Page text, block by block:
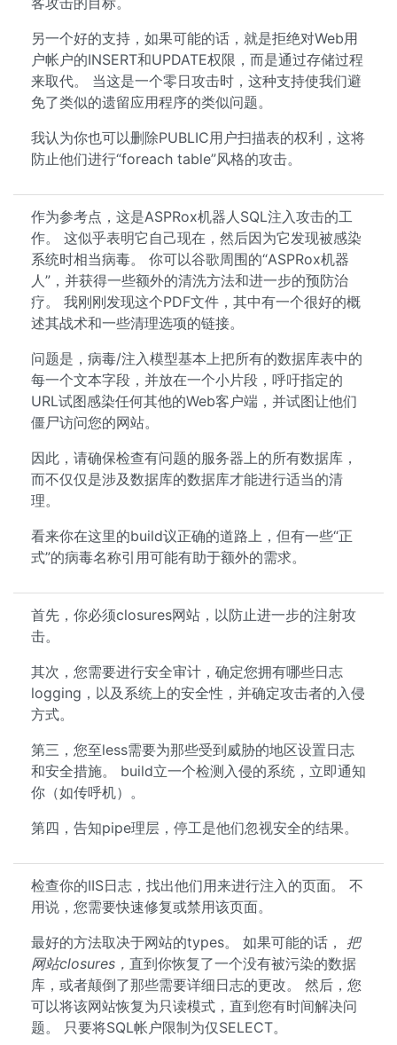
另一个好的支持，如果可能的话，就是拒绝对Web用
户帐户的INSERT和UPDATE权限，而是通过存储过程
来取代。 当这是一个零日攻击时，这种支持使我们避
免了类似的遗留应用程序的类似问题。
我认为你也可以删除PUBLIC用户扫描表的权利，这将
防止他们进行“foreach table”风格的攻击。
作为参考点，这是ASPRox机器人SQL注入攻击的工
作。 这似乎表明它自己现在，然后因为它发现被感染
系统时相当病毒。 你可以谷歌周围的“ASPRox机器
人”，并获得一些额外的清洗方法和进一步的预防治
疗。 我刚刚发现这个PDF文件，其中有一个很好的概
述其战术和一些清理选项的链接。
问题是，病毒/注入模型基本上把所有的数据库表中的
每一个文本字段，并放在一个小片段，呼吁指定的
URL试图感染任何其他的Web客户端，并试图让他们
僵尸访问您的网站。
因此，请确保检查有问题的服务器上的所有数据库，
而不仅仅是涉及数据库的数据库才能进行适当的清
理。
看来你在这里的build议正确的道路上，但有一些“正
式”的病毒名称引用可能有助于额外的需求。
首先，你必须closures网站，以防止进一步的注射攻
击。
其次，您需要进行安全审计，确定您拥有哪些日志
logging，以及系统上的安全性，并确定攻击者的入侵
方式。
第三，您至less需要为那些受到威胁的地区设置日志
和安全措施。 build立一个检测入侵的系统，立即通知
你（如传呼机）。
第四，告知pipe理层，停工是他们忽视安全的结果。
检查你的IIS日志，找出他们用来进行注入的页面。 不
用说，您需要快速修复或禁用该页面。
最好的方法取决于网站的types。 如果可能的话， 把
网站closures， 直到你恢复了一个没有被污染的数据
库，或者颠倒了那些需要详细日志的更改。 然后，您
可以将该网站恢复为只读模式，直到您有时间解决问
题。 只要将SQL帐户限制为仅SELECT。